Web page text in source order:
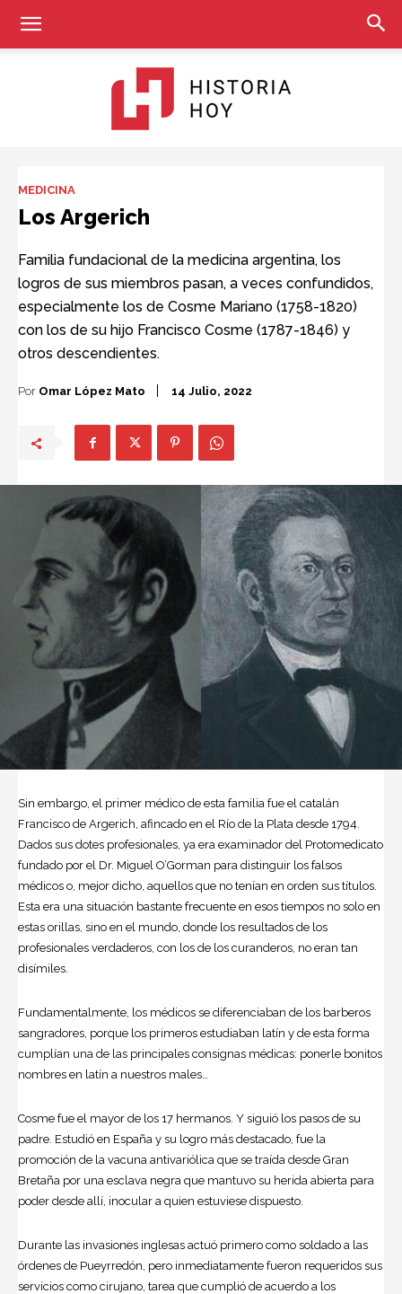
Hoy
MEDICINA
Los Argerich
Familia fundacional de la medicina argentina, los
logros de sus miembros pasan, a veces confundidos,
especialmente los de Cosme Mariano (1758-1820)
con los de su hijo Francisco Cosme (1787-1846) y
otros descendientes.
Por Omar López Mato 14 Julio, 2022
Sin embargo, el primer médico de esta familia fue el catalán
Francisco de Argerich, afincado en el Río de la Plata desde 1794.
Dados sus dotes profesionales, ya era examinador del Protomedicato
fundado por el Dr. Miguel O’Gorman para distinguir los falsos
médicos o, mejor dicho, aquellos que no tenían en orden sus títulos.
Esta era una situación bastante frecuente en esos tiempos no solo en
estas orillas, sino en el mundo, donde los resultados de los
profesionales verdaderos, con los de los curanderos, no eran tan
disímiles.
Fundamentalmente, los médicos se diferenciaban de los barberos
sangradores, porque los primeros estudiaban latín y de esta forma
cumplían una de las principales consignas médicas: ponerle bonitos
nombres en latín a nuestros males…
Cosme fue el mayor de los 17 hermanos. Y siguió los pasos de su
padre. Estudió en España y su logro más destacado, fue la
promoción de la vacuna antivariólica que se traída desde Gran
Bretaña por una esclava negra que mantuvo su herida abierta para
poder desde allí, inocular a quien estuviese dispuesto.
Durante las invasiones inglesas actuó primero como soldado a las
órdenes de Pueyrredón, pero inmediatamente fueron requeridos sus
servicios como cirujano, tarea que cumplió de acuerdo a los